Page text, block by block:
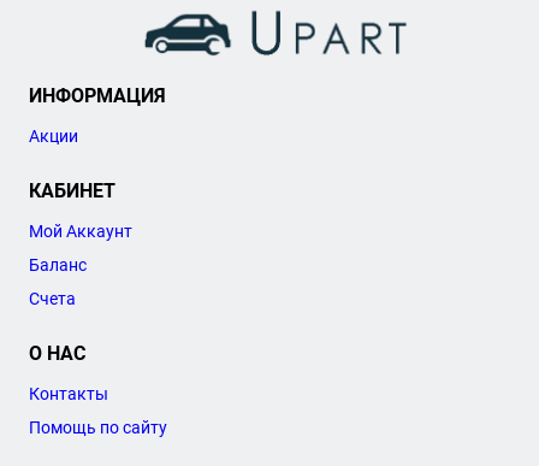
ИНФОРМАЦИЯ
Акции
КАБИНЕТ
Мой Аккаунт
Баланс
Счета
О НАС
Контакты
Помощь по сайту